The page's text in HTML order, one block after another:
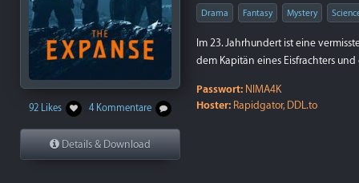
92 Likes 4 Kommentare
Details & Download
Drama Fantasy Mystery
Im 23. Jahrhundert ist eine
dem Kapitän eines Eisfrachters
Passwort: NIMA4K
Hoster: Rapidgator, DDL.to